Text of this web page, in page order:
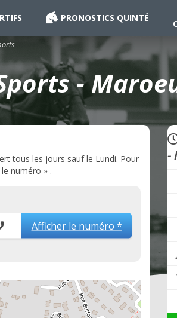
PRONOSTICS QUINTÉ
-
tous les jours sauf le Lundi. Pour
numéro » .
Afficher le numéro *
-